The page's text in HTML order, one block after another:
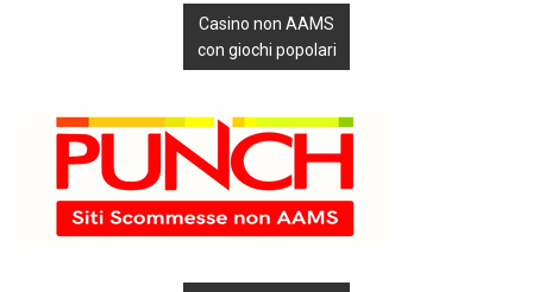
Casino non AAMS
con giochi popolari